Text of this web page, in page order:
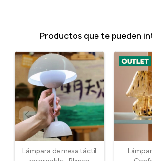
Productos que te pueden
Lámpara de mesa táctil